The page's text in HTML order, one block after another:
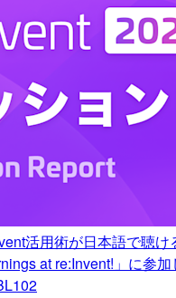
活用術が日本語で聴け
at re:Invent!」に参加